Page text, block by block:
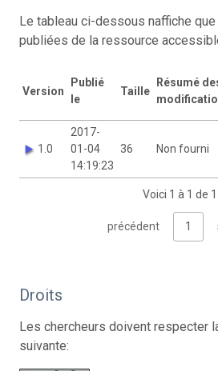
Le tableau ci-dessous naffiche
publiées de la ressource
Version
Publié
le
Taille
Résumé
1.0
2017-
01-04
14:19:23
36 Non fourni
Voici 1 à 1 de 1
précédent 1
Droits
Les chercheurs doivent respecter
suivante: